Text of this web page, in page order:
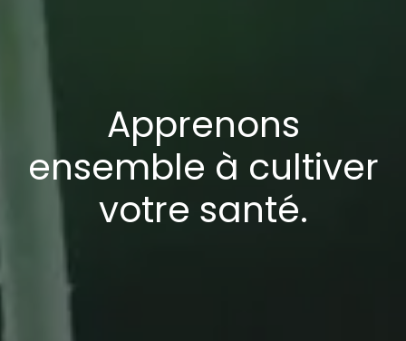
Apprenons
ensemble à cultiver
votre santé.